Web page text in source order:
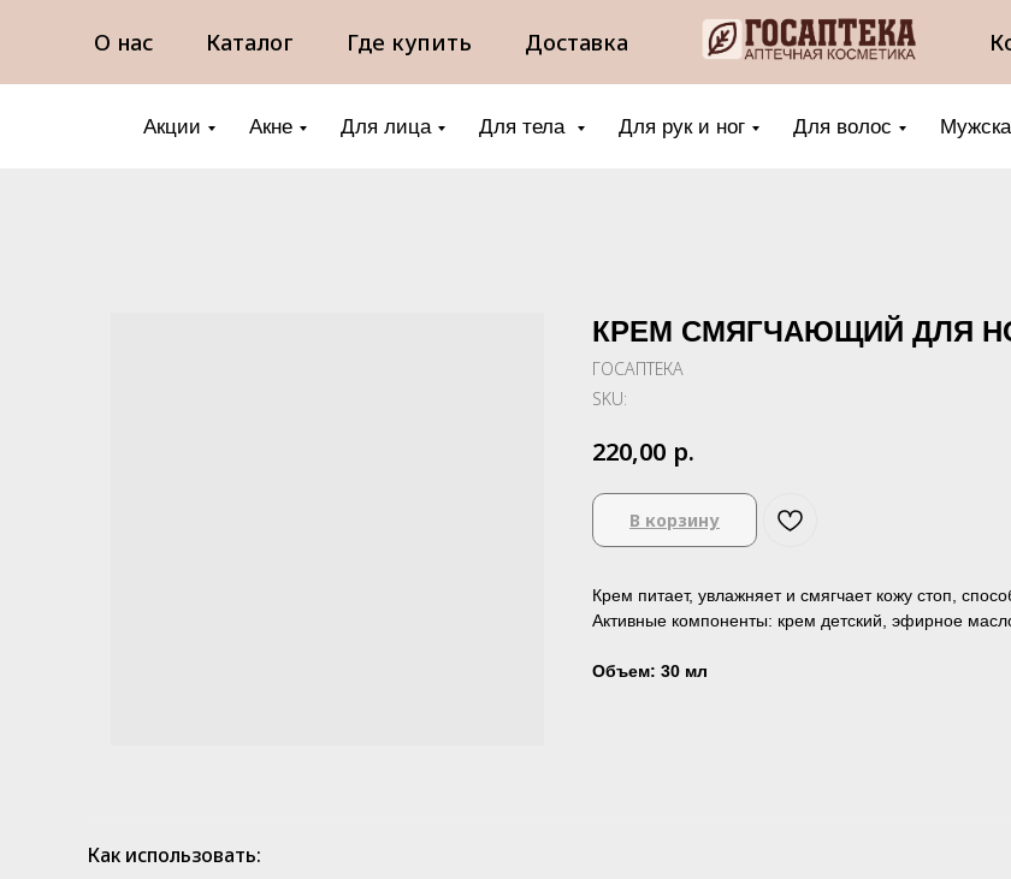
О нас Каталог Где купить Доставка
Акции Акне Для лица Для тела Для рук и ног Для волос
КРЕМ СМЯГЧАЮЩИЙ ДЛЯ
ГОСАПТЕКА
SKU:
220,00 р.
В корзину
Крем питает, увлажняет и смягчает кожу стоп,
Активные компоненты: крем детский, эфирное
Объем: 30 мл
Как использовать: